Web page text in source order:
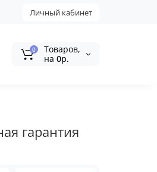
Личный кабинет
0
Tоваров,
на 0р.
гарантия